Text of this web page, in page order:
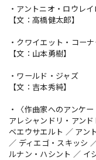
・アントニオ・ロウレ
【文：高橋健太郎】
・クワイエット・コーナ
【文：山本勇樹】
・ワールド・ジャズ
【文：吉本秀純】
・〈作曲家へのアンケー
アレシャンドリ・アン
ベエウサエルト ／ アン
／ ディエゴ・スキッシ
ルナン・ハシント ／ イ